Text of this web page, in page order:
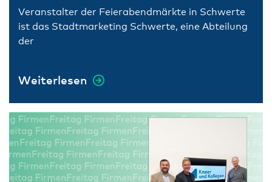
Veranstalter der Feierabendmärkte in Schwerte
ist das Stadtmarketing Schwerte, eine Abteilung
der
Weiterlesen